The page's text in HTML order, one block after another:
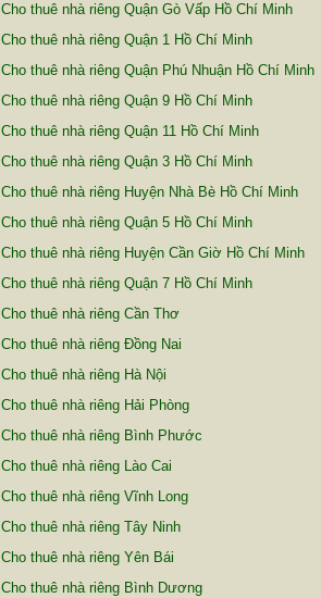
Cho thuê nhà riêng Quận Gò Vấp Hồ Chí Minh
Cho thuê nhà riêng Quận 1 Hồ Chí Minh
Cho thuê nhà riêng Quận Phú Nhuận Hồ Chí Minh
Cho thuê nhà riêng Quận 9 Hồ Chí Minh
Cho thuê nhà riêng Quận 11 Hồ Chí Minh
Cho thuê nhà riêng Quận 3 Hồ Chí Minh
Cho thuê nhà riêng Huyện Nhà Bè Hồ Chí Minh
Cho thuê nhà riêng Quận 5 Hồ Chí Minh
Cho thuê nhà riêng Huyện Cần Giờ Hồ Chí Minh
Cho thuê nhà riêng Quận 7 Hồ Chí Minh
Cho thuê nhà riêng Cần Thơ
Cho thuê nhà riêng Đồng Nai
Cho thuê nhà riêng Hà Nội
Cho thuê nhà riêng Hải Phòng
Cho thuê nhà riêng Bình Phước
Cho thuê nhà riêng Lào Cai
Cho thuê nhà riêng Vĩnh Long
Cho thuê nhà riêng Tây Ninh
Cho thuê nhà riêng Yên Bái
Cho thuê nhà riêng Bình Dương